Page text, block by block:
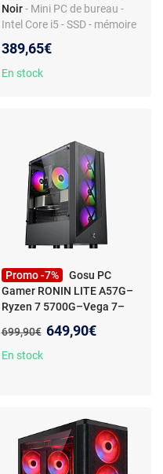
Noir - Mini PC de bureau -
Intel Core i5 - SSD - mémoire
Intel UHD Graphics
389,65€
En stock
Promo -7%
Gosu PC
Gamer RONIN LITE A57G–
Ryzen 7 5700G–Vega 7–
500Go–W11 Pro–WiFi
Niveau Débutant | Idéal Jeux
Ancien prix :
699,90€ Nouveau prix :
649,90€
En stock